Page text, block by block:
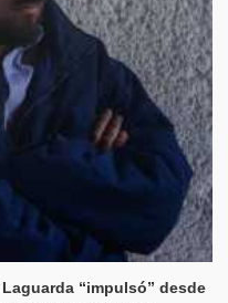
“impulsó” desde